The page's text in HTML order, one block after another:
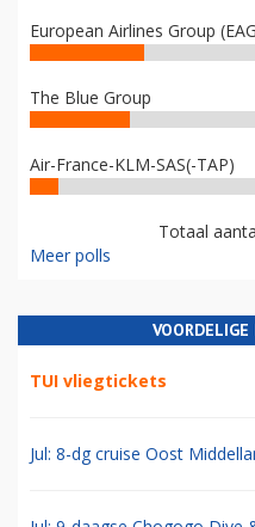
European Airlines Group
The Blue Group
Air-France-KLM-SAS(-TAP)
Totaal
Meer polls
TUI vliegtickets
Jul: 8-dg cruise Oost